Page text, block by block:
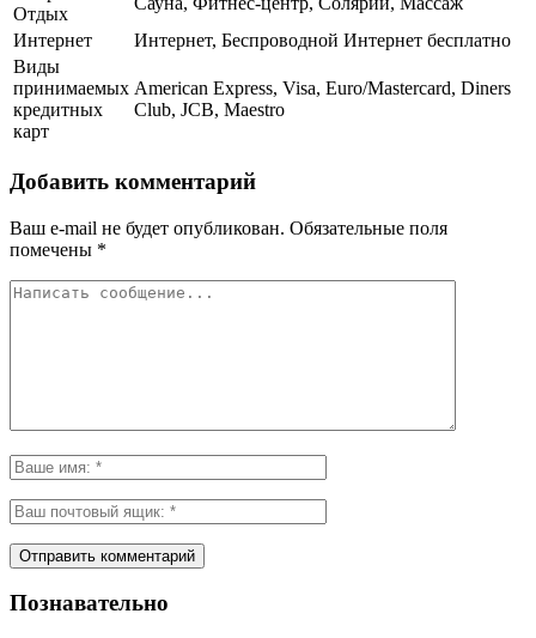
Отдых
Интернет
Интернет, Беспроводной Интернет бесплатно
Виды
принимаемых
кредитных
карт
American Express, Visa, Euro/Mastercard, Diners
Club, JCB, Maestro
Добавить комментарий
Ваш e-mail не будет опубликован. Обязательные поля
помечены *
Познавательно